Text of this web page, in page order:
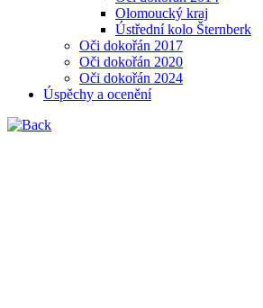
Olomoucký kraj
Ústřední kolo Šternberk
Oči dokořán 2017
Oči dokořán 2020
Oči dokořán 2024
Úspěchy a ocenění